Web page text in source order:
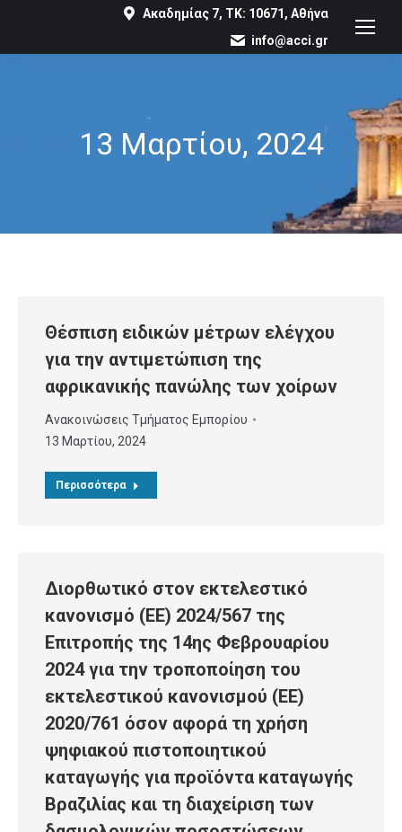
Ακαδημίας 7, ΤΚ: 10671, Αθήνα
info@acci.gr
13 Μαρτίου, 2024
You are here:
Θέσπιση ειδικών μέτρων ελέγχου
για την αντιμετώπιση της
αφρικανικής πανώλης των χοίρων
Ανακοινώσεις Τμήματος Εμπορίου
13 Μαρτίου, 2024
Περισσότερα
Διορθωτικό στον εκτελεστικό
κανονισμό (ΕΕ) 2024/567 της
Επιτροπής της 14ης Φεβρουαρίου
2024 για την τροποποίηση του
εκτελεστικού κανονισμού (ΕΕ)
2020/761 όσον αφορά τη χρήση
ψηφιακού πιστοποιητικού
καταγωγής για προϊόντα καταγωγής
Βραζιλίας και τη διαχείριση των